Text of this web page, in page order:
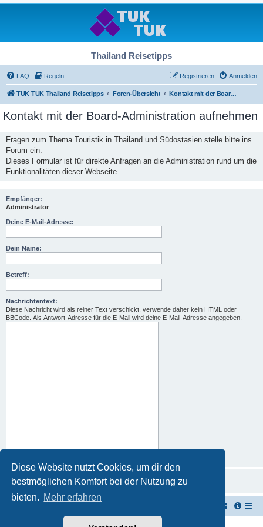
Diese Website nutzt Cookies, um dir den
bestmöglichen Komfort bei der Nutzung zu
bieten. Mehr erfahren
Thailand Reisetipps
FAQ Regeln Anmelden
Registrieren
TUK TUK Thailand Reisetipps Foren-Übersicht Kontakt mit der Board-Administration aufnehmen
Kontakt mit der Board-Administration aufnehmen
Fragen zum Thema Touristik in Thailand und Südostasien stelle bitte ins
Forum ein.
Dieses Formular ist für direkte Anfragen an die Administration rund um die
Funktionalitäten dieser Webseite.
Empfänger:
Administrator
Deine E-Mail-Adresse:
Dein Name:
Betreff:
Nachrichtentext:
Diese Nachricht wird als reiner Text verschickt, verwende daher kein HTML oder
BBCode. Als Antwort-Adresse für die E-Mail wird deine E-Mail-Adresse angegeben.